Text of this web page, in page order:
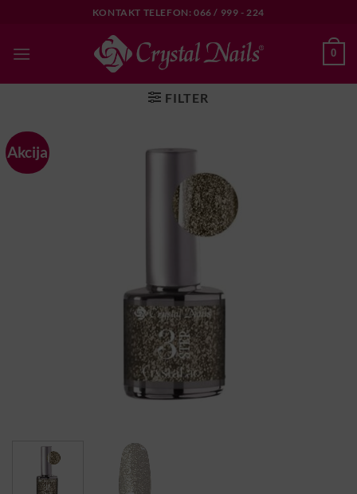
content
KONTAKT TELEFON: 066 / 999 - 224
0
FILTER
Akcija